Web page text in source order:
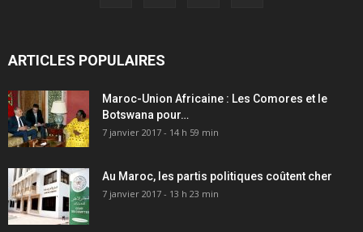
ARTICLES POPULAIRES
Maroc-Union Africaine : Les Comores et le
Botswana pour…
7 janvier 2017 - 14 h 59 min
Au Maroc, les partis politiques coûtent cher
7 janvier 2017 - 13 h 23 min